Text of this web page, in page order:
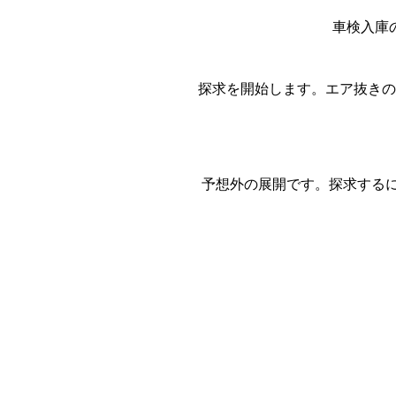
車検入庫
探求を開始します。エア抜き
予想外の展開です。探求する